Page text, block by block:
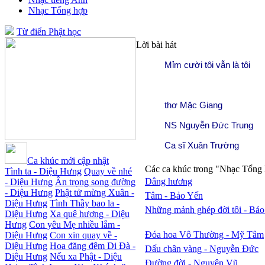
Nhạc Tổng hợp
Từ điển Phật học
Ca khúc mới cập nhật
Tình ta - Diệu Hưng Quay về nhé
- Diệu Hưng Ân trọng song đường
- Diệu Hưng Phật tử mừng Xuân -
Diệu Hưng Tình Thầy bao la -
Diệu Hưng Xa quê hương - Diệu
Hưng Con yêu Mẹ nhiều lắm -
Diệu Hưng Con xin quay về -
Diệu Hưng Hoa đăng đêm Di Đà -
Diệu Hưng Nếu xa Phật - Diệu
Lời bài hát
Mỉm cười tôi vẫn là tôi
thơ Mặc Giang
NS Nguyễn Đức Trung
Ca sĩ Xuân Trường
Các ca khúc trong "Nhạc Tổng
Dâng hương
Tâm - Bảo Yến
Những mảnh ghép đời tôi -
Đóa hoa Vô Thường - Mỹ Tâm
Dấu chân vàng - Nguyễn Đức
Đường đời - Nguyên Vũ